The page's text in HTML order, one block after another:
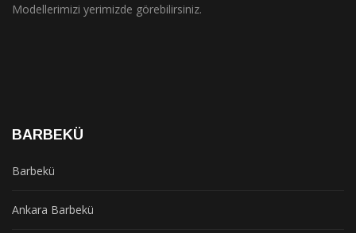
Modellerimizi yerimizde görebilirsiniz.
BARBEKÜ
Barbekü
Ankara Barbekü